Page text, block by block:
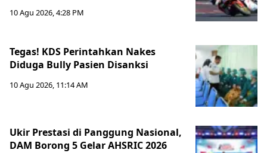
10 Agu 2026, 4:28 PM
Tegas! KDS Perintahkan Nakes
Diduga Bully Pasien Disanksi
10 Agu 2026, 11:14 AM
Ukir Prestasi di Panggung Nasional,
DAM Borong 5 Gelar AHSRIC 2026